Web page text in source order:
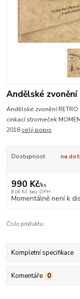
Andělské
Andělské zvonění
cinkací stromeček
2018 celý popis
Dostupnost na
990 Kč/ks
818 Kč bez DPH
Momentálně není k
Číslo produktu:
Kompletní specifikace
Komentáře 0